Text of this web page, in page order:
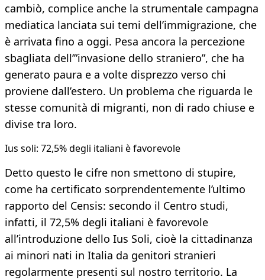
cambiò, complice anche la strumentale campagna
mediatica lanciata sui temi dell’immigrazione, che
è arrivata fino a oggi. Pesa ancora la percezione
sbagliata dell’”invasione dello straniero”, che ha
generato paura e a volte disprezzo verso chi
proviene dall’estero. Un problema che riguarda le
stesse comunità di migranti, non di rado chiuse e
divise tra loro.
Ius soli: 72,5% degli italiani è favorevole
Detto questo le cifre non smettono di stupire,
come ha certificato sorprendentemente l’ultimo
rapporto del Censis: secondo il Centro studi,
infatti, il 72,5% degli italiani è favorevole
all’introduzione dello Ius Soli, cioè la cittadinanza
ai minori nati in Italia da genitori stranieri
regolarmente presenti sul nostro territorio. La